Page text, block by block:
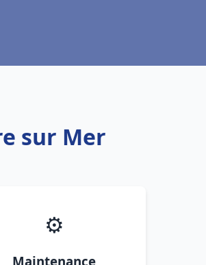
sur Mer
⚙️
Maintenance